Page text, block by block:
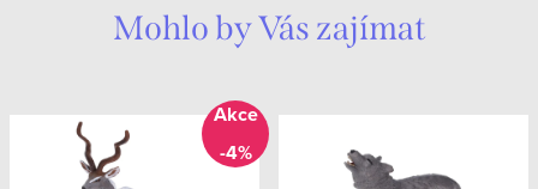
Mohlo by Vás zajímat
-4%